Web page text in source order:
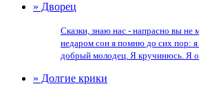
» Дворец
Сказки, знаю нас - напрасно вы не
недаром сон я помню до сих пор:
добрый молодец. Я кручинюсь. Я
» Долгие крики